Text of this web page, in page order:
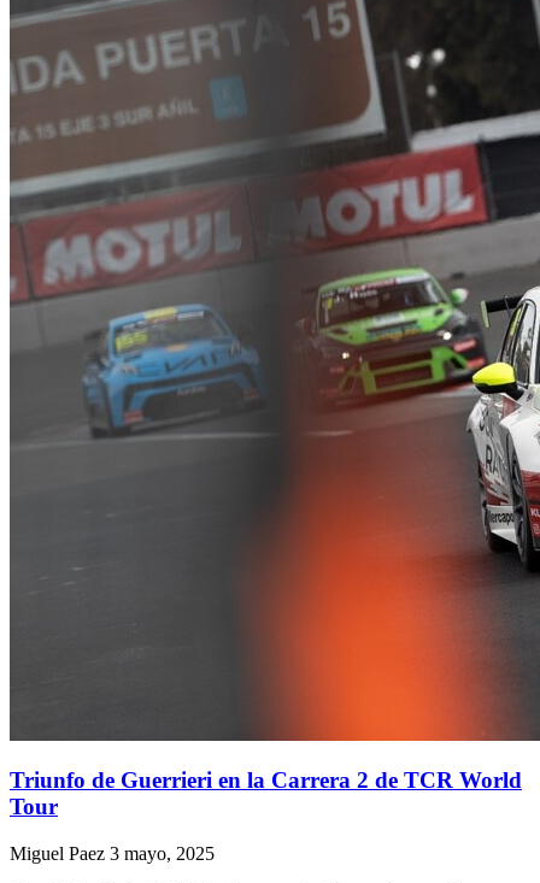
Triunfo de Guerrieri en la Carrera 2 de TCR World
Tour
Miguel Paez 3 mayo, 2025